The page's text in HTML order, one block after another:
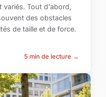
variés. Tout d'abord,
des obstacles
de taille et de force.
5 min de lecture →